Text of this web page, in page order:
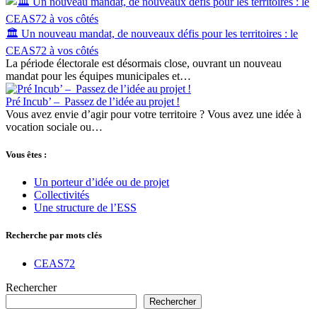
🏛️ Un nouveau mandat, de nouveaux défis pour les territoires : le
CEAS72 à vos côtés
La période électorale est désormais close, ouvrant un nouveau
mandat pour les équipes municipales et…
Pré Incub’ – Passez de l’idée au projet !
Vous avez envie d’agir pour votre territoire ? Vous avez une idée à
vocation sociale ou…
Vous êtes :
Un porteur d’idée ou de projet
Collectivités
Une structure de l’ESS
Recherche par mots clés
CEAS72
Rechercher
Rechercher